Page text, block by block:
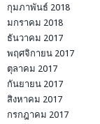
กุมภาพันธ์ 2018
มกราคม 2018
ธันวาคม 2017
พฤศจิกายน 2017
ตุลาคม 2017
กันยายน 2017
สิงหาคม 2017
กรกฎาคม 2017